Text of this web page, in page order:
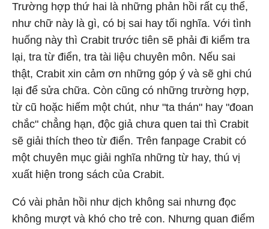
Trường hợp thứ hai là những phản hồi rất cụ thể,
như chữ này là gì, có bị sai hay tối nghĩa. Với tình
huống này thì Crabit trước tiên sẽ phải đi kiểm tra
lại, tra từ điển, tra tài liệu chuyên môn. Nếu sai
thật, Crabit xin cảm ơn những góp ý và sẽ ghi chú
lại để sửa chữa. Còn cũng có những trường hợp,
từ cũ hoặc hiếm một chút, như "ta thán" hay "đoan
chắc" chẳng hạn, độc giả chưa quen tai thì Crabit
sẽ giải thích theo từ điển. Trên fanpage Crabit có
một chuyên mục giải nghĩa những từ hay, thú vị
xuất hiện trong sách của Crabit.
Có vài phản hồi như dịch không sai nhưng đọc
không mượt và khó cho trẻ con. Nhưng quan điểm